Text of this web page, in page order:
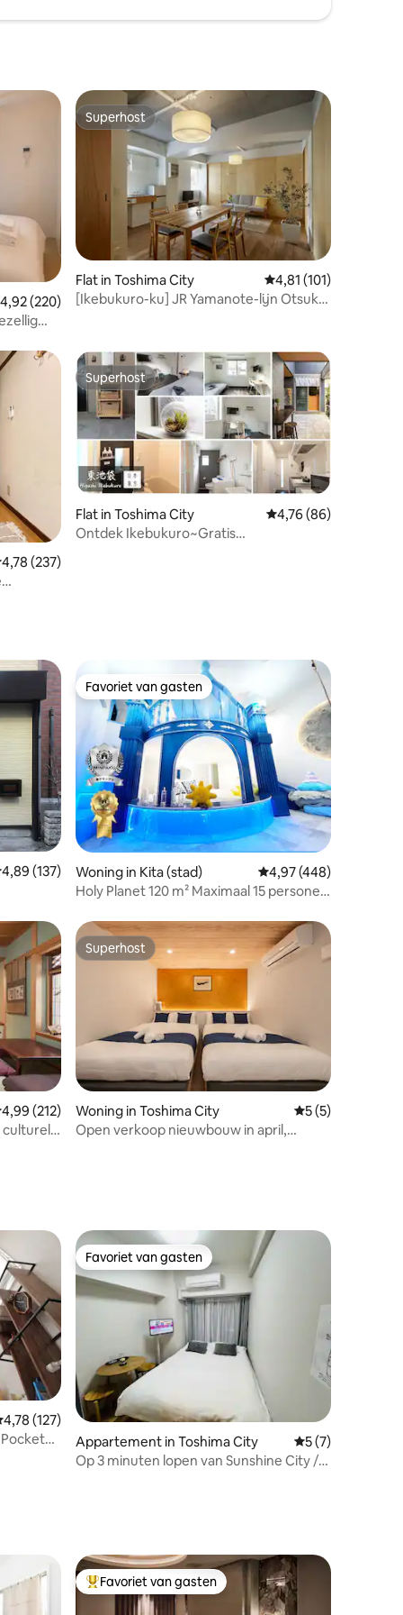
beoordeling van 4,92 op 5, 220 recensies
4,92 (220)
Superhost
Superhost
Flat in Toshima City Gemiddelde
4,81 (101)
[Ikebukuro-ku] JR Yamanote-lijn Otsuka-
stijl
beoordeling van 4,78 op 5, 237 recensies
4,78 (237)
Superhost
Superhost
Flat in Toshima City Gemiddelde
4,76 (86)
Ontdek Ikebukuro~Gratis
beoordeling van 4,89 op 5, 137 recensies
4,89 (137)
Favoriet van gasten
Favoriet van gasten
Woning in Kita (stad) Gemiddelde
4,97 (448)
Holy Planet 120 m² Maximaal 15 personen
stations van Shinjuku
beoordeling van 4,99 op 5, 212 recensies
4,99 (212)
culturele
Superhost
Superhost
Woning in Toshima City Gemiddelde
5 (5)
Open verkoop nieuwbouw in april,
beoordeling van 4,78 op 5, 127 recensies
4,78 (127)
Pocket
Favoriet van gasten
Favoriet van gasten
Appartement in Toshima City Gemiddelde
5 (7)
Op 3 minuten lopen van Sunshine City /
Topfavoriet van gasten
Favoriet van gasten